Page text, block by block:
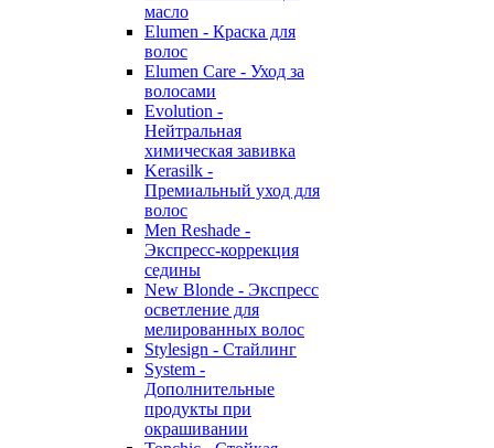
масло
Elumen - Краска для
волос
Elumen Care - Уход за
волосами
Evolution -
Нейтральная
химическая завивка
Kerasilk -
Премиальный уход для
волос
Men Reshade -
Экспресс-коррекция
седины
New Blonde - Экспресс
осветление для
мелированных волос
Stylesign - Стайлинг
System -
Дополнительные
продукты при
окрашивании